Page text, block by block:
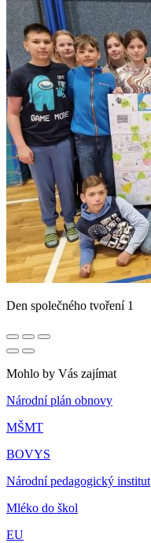
Den společného tvoření 1
Mohlo by Vás zajímat
Národní plán obnovy
MŠMT
BOVYS
Národní pedagogický institut
Mléko do škol
EU